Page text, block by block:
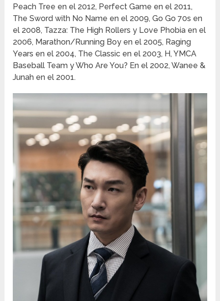
Peach Tree en el 2012, Perfect Game en el 2011,
The Sword with No Name en el 2009, Go Go 70s en
el 2008, Tazza: The High Rollers y Love Phobia en el
2006, Marathon/Running Boy en el 2005, Raging
Years en el 2004, The Classic en el 2003, H, YMCA
Baseball Team y Who Are You? En el 2002, Wanee &
Junah en el 2001.